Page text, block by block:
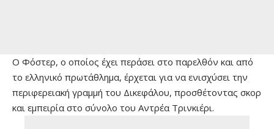
Ο Φόστερ, ο οποίος έχει περάσει στο παρελθόν και από
το ελληνικό πρωτάθλημα, έρχεται για να ενισχύσει την
περιφερειακή γραμμή του Δικεφάλου, προσθέτοντας σκορ
και εμπειρία στο σύνολο του Αντρέα Τρινκιέρι.